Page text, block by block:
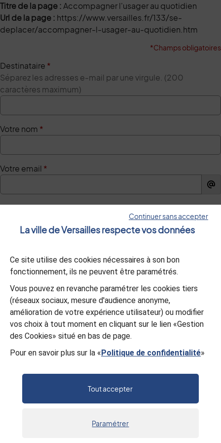
Titre de la page : Accompagner l'usager au quotidien
Url de la page : https://www.versailles.fr/133/se-
deplacer/accompagner-l-usager-au-quotidien.htm
*Champs obligatoires
Destinataire *
Séparez les adresses e-mail par une virgule. (200
caractères maximum)
Votre nom *
Votre email *
Votre message*
Validation*
caractèresde la série.
W 4 V U L Z 2 Z
Continuer sans accepter
La ville de Versailles respecte vos données
Ce site utilise des cookies nécessaires à son bon
fonctionnement, ils ne peuvent être paramétrés.
Vous pouvez en revanche paramétrer les cookies tiers
(réseaux sociaux, mesure d'audience anonyme,
amélioration de votre expérience utilisateur) ou modifier
vos choix à tout moment en cliquant sur le lien «Gestion
des Cookies» situé en bas de page.
Pour en savoir plus sur la «Politique de confidentialité»
Tout accepter
Paramétrer